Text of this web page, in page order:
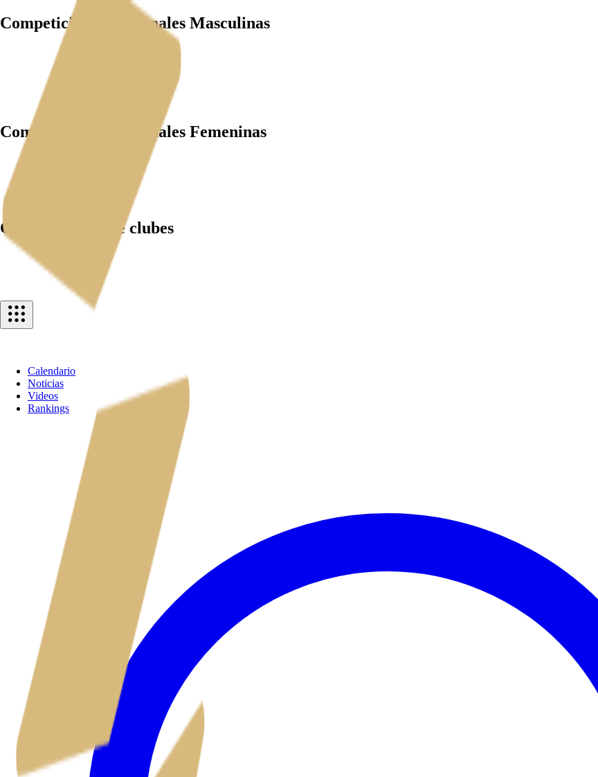
Competiciones Nacionales Masculinas
Competiciones Nacionales Femeninas
Competiciones de clubes
Calendario
Noticias
Videos
Rankings